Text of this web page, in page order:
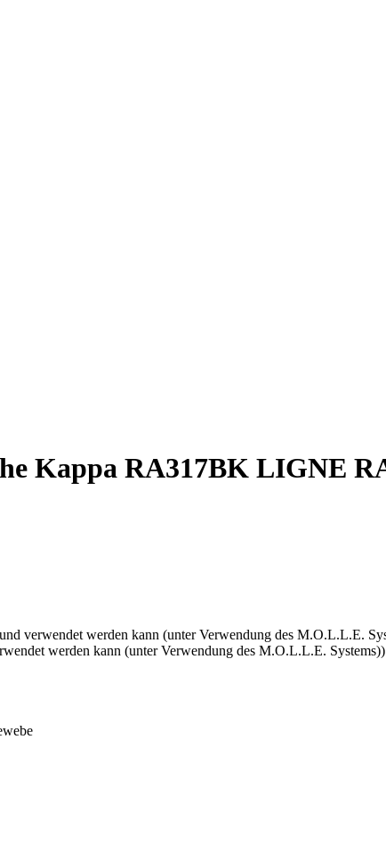
Kappa RA317BK LIGNE
verwendet werden kann (unter Verwendung des M.O.L.L.E.
werden kann (unter Verwendung des M.O.L.L.E. Systems))